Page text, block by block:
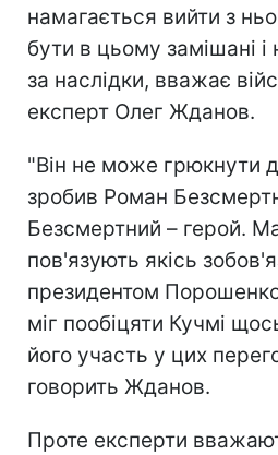
намагається вийти з
бути в цьому замішані і
за наслідки, вважає
експерт Олег Жданов.
"Він не може грюкнути
зробив Роман
Безсмертний – герой.
пов'язують якісь
президентом
міг пообіцяти Кучмі
його участь у цих
говорить Жданов.
Проте експерти